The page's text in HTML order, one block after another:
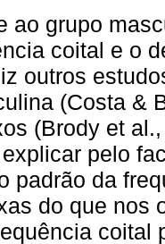
ao grupo
coital e o
outros
(Costa &
(Brody et
pelo
padrão da
do que nos
coital